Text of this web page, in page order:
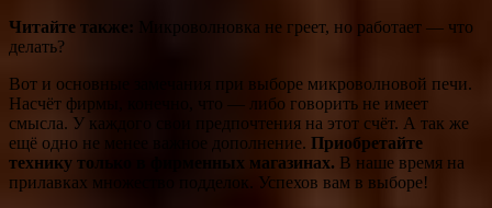
Читайте также:
Микроволновка не греет, но работает — что
делать?
Вот и основные замечания при выборе микроволновой печи.
Насчёт фирмы, конечно, что — либо говорить не имеет
смысла. У каждого свои предпочтения на этот счёт. А так же
ещё одно не менее важное дополнение. Приобретайте
технику только в фирменных магазинах. В наше время на
прилавках множество подделок. Успехов вам в выборе!